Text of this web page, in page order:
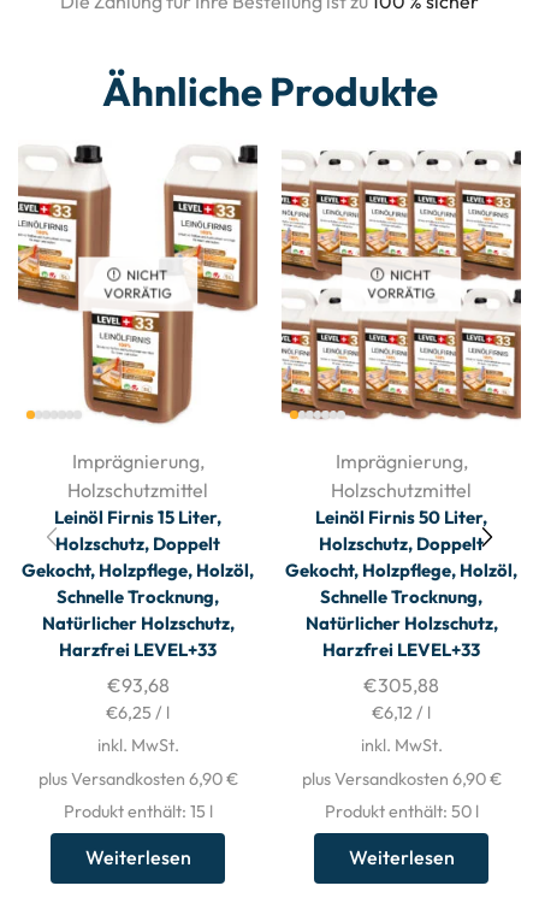
Ähnliche Produkte
NICHT
VORRÄTIG
Imprägnierung,
Holzschutzmittel
Leinöl Firnis 15 Liter,
Holzschutz, Doppelt
Gekocht, Holzpflege, Holzöl,
Schnelle Trocknung,
Natürlicher Holzschutz,
Harzfrei LEVEL+33
€93,68
€6,25 / l
inkl. MwSt.
plus Versandkosten 6,90 €
Produkt enthält: 15 l
Weiterlesen
NICHT
VORRÄTIG
Imprägnierung,
Holzschutzmittel
Leinöl Firnis 50 Liter,
Holzschutz, Doppelt
Gekocht, Holzpflege, Holzöl,
Schnelle Trocknung,
Natürlicher Holzschutz,
Harzfrei LEVEL+33
€305,88
€6,12 / l
inkl. MwSt.
plus Versandkosten 6,90 €
Produkt enthält: 50 l
Weiterlesen